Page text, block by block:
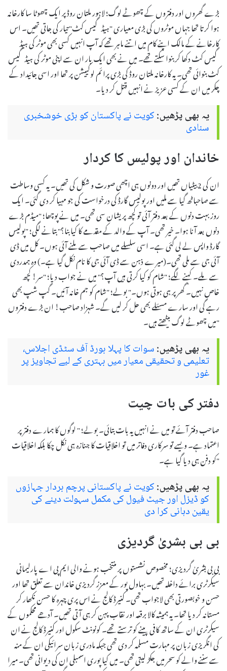
بڑے گھروں اور دفتروں کے چھوٹے لوگ؛ لاہور ملتان روڈ پر ایک چھوٹا سا کارخانہ
ہوا کرتا تھا جہاں موٹروں کی بڑی معیاری "ہیڈ گیس کٹ" تیار کی جاتی تھیں۔ اس
کارخانے کے مالک اپنے کام میں اتنے ماہر تھے کہ آپ انہیں کسی بھی موٹر کی ہیڈ
گیس کٹ دکھا کر بنوا سکتے تھے۔ میں نے بھی ایک بار ان سے اپنی موٹر کی ہیڈ گیس
کٹ بنوائی تھی۔ یہ کارخانہ ملتان روڈ کی بڑی پرائم لوکییشن پر تھا اور اسی جائیداد کے
چکر میں ان کے کسی عزیز نے انہیں قتل کر دیا۔
یہ بھی پڑھیں:کویت نے پاکستان کو بڑی خوشخبری
سنادی
خاندان اور پولیس کا کردار
ان کی 2 بیٹیاں تھیں اور دونوں ہی اچھی صورت و شکل کی تھیں۔ یہ کسی وساطت
سے صاحباٹھ گیا سے ملیں اور پولیس گارڈ کی درخواست کی جو مہیا کر دی گئی۔ ایک
روز بہت دنوں کے بعد دفتر آئی تو کچھ پریشان سی تھی۔ میں نے پوچھا؛ "میڈم بڑے
دنوں بعد آنا ہوا۔ خیر تھی۔ آپ کے والد کے مقدمے کا کیا بنا؟" بتانے لگی؛ "پولیس
گارڈ واپس لے لی گئی ہے۔ اسی سلسلے میں صاحب سے ملنے آئی ہوں۔ کل میں ڈی
آئی جی سے ملی تھی۔(میرے ذہن سے ڈی آئی جی کا نام نکل گیا ہے۔) وہ ہمدردی
سے ملے۔ کہنے لگے؛ "شام کو کیا کرتی ہیں آپ؟" میں نے جواب دیا؛ "سر! کچھ
خاص نہیں۔ گھر پر ہی ہوتی ہوں۔" بولے؛ "شام کو جم خانہ آئیں۔ گپ شپ بھی
رہے گی اور سارے مسئلے بھی حل کر لیں گے۔ شہزاد صاحب! ان بڑے دفتروں
میں چھوٹے لوگ بیٹھتے ہیں۔"
یہ بھی پڑھیں:سوات کا پہلا بورڈ آف سٹڈی اجلاس،
تعلیمی و تحقیقی معیار میں بہتری کے لیے تجاویز پر
غور
دفتر کی بات چیت
صاحب دفتر آئے تو میں نے انہیں یہ بات بتائی۔ بولے؛ " لوگوں کا ہمارے دفتر پر
اعتماد ہے۔ ویسے تو سرکاری دفاتر میں تو اخلاقیات کا جنازہ ہی نکل چکا بلکہ اخلاقیات
کو دفن ہی دیا گیا ہے۔"
یہ بھی پڑھیں:کویت نے پاکستانی پرچم بردار جہازوں
کو ڈیزل اور جیٹ فیول کی مکمل سہولت دینے کی
یقین دہانی کرا دی
بی بی بشریٰ گردیزی
بی بی بشریٰ گردیزی؛ مخصوص نشستوں پر منتخب ہونے والی ایم پی اے پارلیمانی
سیکرٹری برائے داخلہ تھیں۔ بہاول پور کے معزز گردیزی خاندان سے تعلق تھا اور
حسن و خوبصورتی بھی لاجواب تھی۔ کنیرڈ کالج نے اس پری چہرہ کا حسن نکھار کر
مستانہ کر دیا تھا۔ یہ ہمیشہ کالا برقعہ اور نقاب پہن کر ہی آتی تھیں۔ آدھے محکموں کے
سیکرٹری ان کے ساتھ کافی پینے کو ترستے تھے۔ کونونٹ سکول اور کنیرڈ کالج نے ان
کی انگریزی زبان پر مہارت مسلمہ کر دی تھی جبکہ مادری زبان سرائیکی ان کے منہ
سے سننے والے کو سحر میں جکڑ لیتی تھی۔ میں کیا پوری اسمبلی ان کی دیوانی تھی۔ میرا